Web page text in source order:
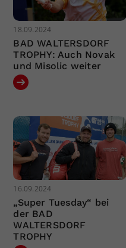
18.09.2024
BAD WALTERSDORF
TROPHY: Auch Novak
und Misolic weiter
16.09.2024
„Super Tuesday“ bei
der BAD
WALTERSDORF
TROPHY